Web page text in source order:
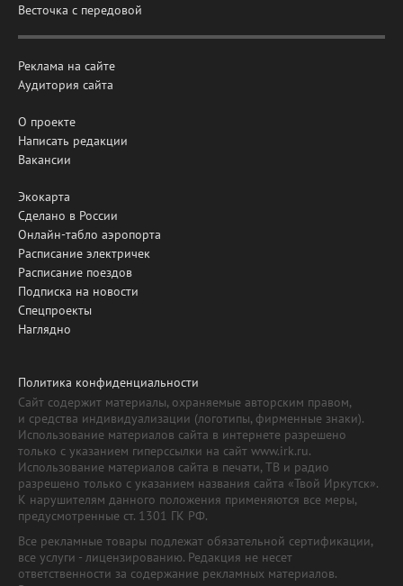
Весточка с передовой
Реклама на сайте
Аудитория сайта
О проекте
Написать редакции
Вакансии
Экокарта
Сделано в России
Онлайн-табло аэропорта
Расписание электричек
Расписание поездов
Подписка на новости
Спецпроекты
Наглядно
Политика конфиденциальности
Сайт содержит материалы, охраняемые авторским правом,
и средства индивидуализации (логотипы, фирменные знаки).
Использование материалов сайта в интернете разрешено
только с указанием гиперссылки на сайт www.irk.ru.
Использование материалов сайта в печати, ТВ и радио
разрешено только с указанием названия сайта «Твой Иркутск».
К нарушителям данного положения применяются все меры,
предусмотренные ст. 1301 ГК РФ.
Все рекламные товары подлежат обязательной сертификации,
все услуги - лицензированию. Редакция не несет
ответственности за содержание рекламных материалов.